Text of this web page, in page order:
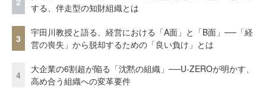
する、伴走型の知財組織とは
3
宇田川教授と語る、経営における「A面」と「B面」──「経
営の喪失」から脱却するための「良い負け」とは
4
大企業の6割超が陥る「沈黙の組織」──U-ZEROが明かす、
高め合う組織への変革要件